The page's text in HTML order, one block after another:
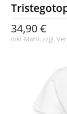
34,90 €
inkl. MwSt. zzgl.